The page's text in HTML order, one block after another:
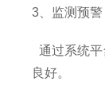
3 、监测预警
通过系统
良好。